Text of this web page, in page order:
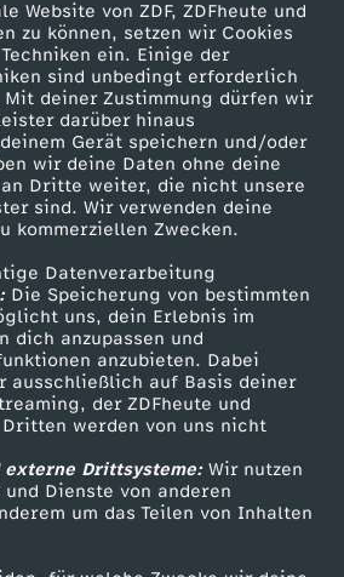
Website von ZDF, ZDFheute und
zu können, setzen wir Cookies
ein. Einige der
sind unbedingt erforderlich
deiner Zustimmung dürfen wir
darüber hinaus
Gerät speichern und/oder
wir deine Daten ohne deine
Dritte weiter, die nicht unsere
sind. Wir verwenden deine
kommerziellen Zwecken.
Datenverarbeitung
Die Speicherung von bestimmten
uns, dein Erlebnis im
dich anzupassen und
anzubieten. Dabei
ausschließlich auf Basis deiner
der ZDFheute und
werden von uns nicht
externe Drittsysteme:Wir nutzen
und Dienste von anderen
um das Teilen von Inhalten
Service
ZDFmitreden
Kontakt zum ZDF
Tickets
Zuschauerservice
Hilfe